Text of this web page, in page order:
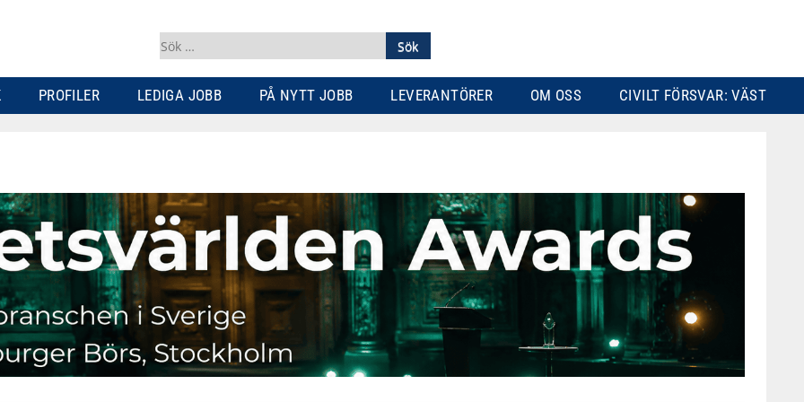
Sök
efter:
PROFILER LEDIGA JOBB PÅ NYTT JOBB LEVERANTÖRER OM OSS CIVILT FÖRSVAR: VÄST